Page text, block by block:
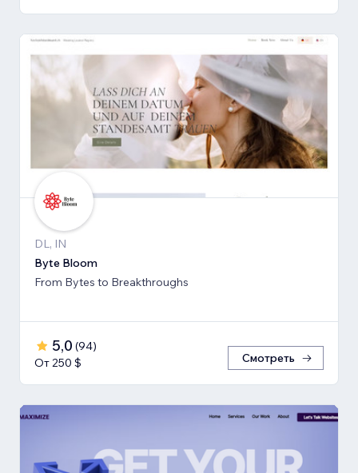
DL, IN
Byte Bloom
From Bytes to Breakthroughs
5,0 (94)
От 250 $
Смотреть